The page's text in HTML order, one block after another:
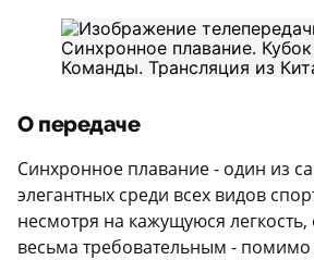
О передаче
Синхронное плавание - один из
элегантных среди всех видов
несмотря на кажущуюся легкость,
весьма требовательным - помимо